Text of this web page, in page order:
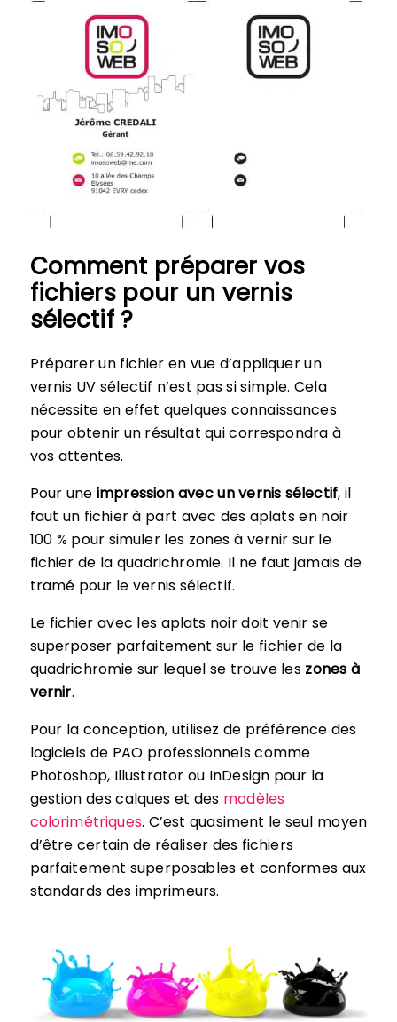
Comment préparer vos
fichiers pour un vernis
sélectif ?
Préparer un fichier en vue d’appliquer un
vernis UV sélectif n’est pas si simple. Cela
nécessite en effet quelques connaissances
pour obtenir un résultat qui correspondra à
vos attentes.
Pour une impression avec un vernis sélectif, il
faut un fichier à part avec des aplats en noir
100 % pour simuler les zones à vernir sur le
fichier de la quadrichromie. Il ne faut jamais de
tramé pour le vernis sélectif.
Le fichier avec les aplats noir doit venir se
superposer parfaitement sur le fichier de la
quadrichromie sur lequel se trouve les zones à
vernir.
Pour la conception, utilisez de préférence des
logiciels de PAO professionnels comme
Photoshop, Illustrator ou InDesign pour la
gestion des calques et des modèles
colorimétriques. C’est quasiment le seul moyen
d’être certain de réaliser des fichiers
parfaitement superposables et conformes aux
standards des imprimeurs.